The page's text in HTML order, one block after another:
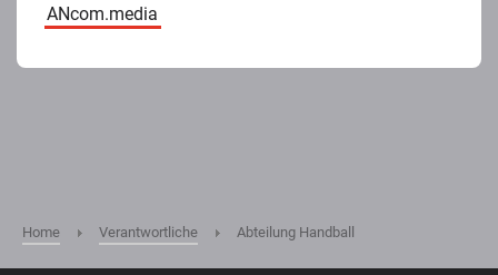
ANcom.media
Home Verantwortliche Abteilung Handball